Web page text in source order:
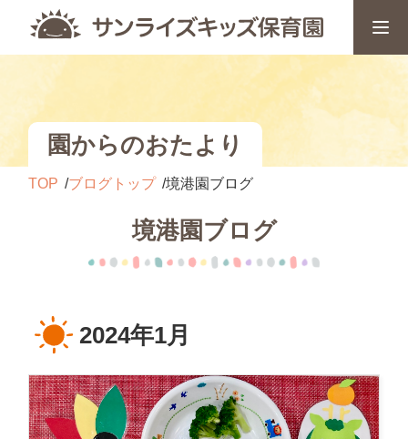
園からのおたより
TOP ブログトップ 境港園ブログ
境港園ブログ
2024年1月